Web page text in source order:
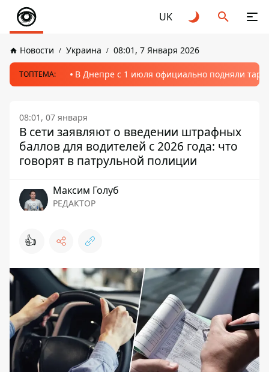
UK
Новости Украина 08:01, 7 Января 2026
ТОПТЕМА: В Днепре с 1 июля официально подняли
08:01, 07 января
В сети заявляют о введении штрафных
баллов для водителей с 2026 года: что
говорят в патрульной полиции
Максим Голуб
РЕДАКТОР
👍